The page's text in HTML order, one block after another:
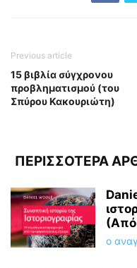
Previous article
15 βιβλία σύγχρονου
προβληματισμού (του
Σπύρου Κακουριώτη)
ΠΕΡΙΣΣΟΤΕΡΑ
ο